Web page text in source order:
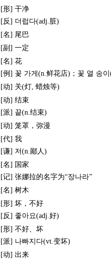
[形] 干净
[反] 더럽다(adj.脏)
[名] 尾巴
[副] 一定
[名] 花
[例] 꽃 가게(n.鲜花店)；꽃 열 송
[动] 关(灯, 蜡烛等)
[动] 结束
[派] 끝(n.结束)
[动] 笼罩，弥漫
[代] 我
[谦] 저(n.鄙人)
[名] 国家
[记] 张娜拉的名字为“장나라”
[名] 树木
[形] 坏，不好
[反] 좋아요(adj.好)
[形] 不好、坏
[派] 나빠지다(vt.变坏)
[动] 出来